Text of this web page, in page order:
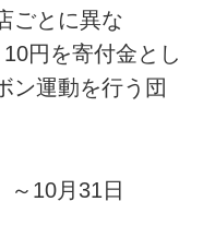
ごとに異な
円を寄付金とし
ン運動を行う団
～10月31日